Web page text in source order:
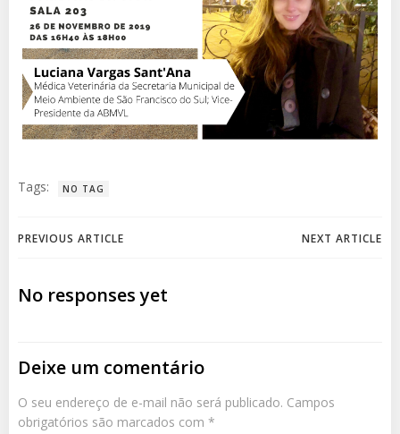
Tags: NO TAG
Navegação
de
PREVIOUS ARTICLE
Navegação
NEXT ARTICLE
No responses yet
Deixe um comentário
O seu endereço de e-mail não será publicado. Campos
obrigatórios são marcados com *